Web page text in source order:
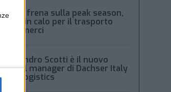
frena sulla peak season,
in calo per il trasporto
merci
Alessandro Scotti è il nuovo
manager di Dachser Italy
Logistics